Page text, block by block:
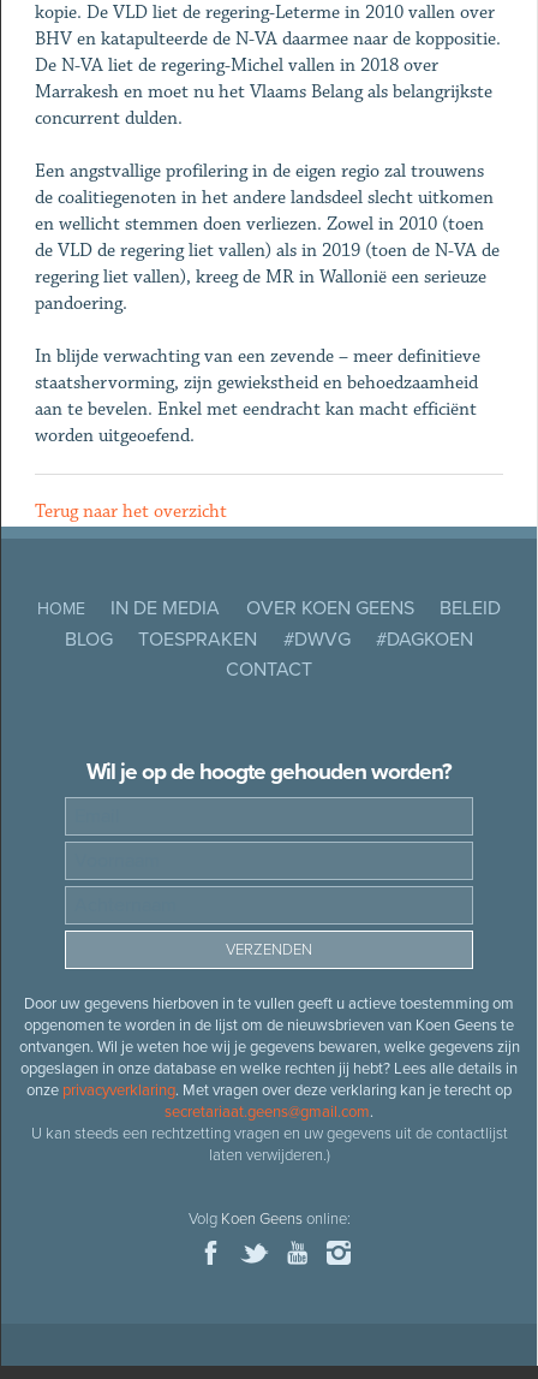
kopie. De VLD liet de regering-Leterme in 2010 vallen over
BHV en katapulteerde de N-VA daarmee naar de koppositie.
De N-VA liet de regering-Michel vallen in 2018 over
Marrakesh en moet nu het Vlaams Belang als belangrijkste
concurrent dulden.
Een angstvallige profilering in de eigen regio zal trouwens
de coalitiegenoten in het andere landsdeel slecht uitkomen
en wellicht stemmen doen verliezen. Zowel in 2010 (toen
de VLD de regering liet vallen) als in 2019 (toen de N-VA de
regering liet vallen), kreeg de MR in Wallonië een serieuze
pandoering.
In blijde verwachting van een zevende – meer definitieve
staatshervorming, zijn gewiekstheid en behoedzaamheid
aan te bevelen. Enkel met eendracht kan macht efficiënt
worden uitgeoefend.
Terug naar het overzicht
HOME IN DE MEDIA OVER KOEN GEENS
BELEID
BLOG
TOESPRAKEN #DWVG
#DAGKOEN
CONTACT
Wil je op de hoogte gehouden worden?
Door uw gegevens hierboven in te vullen geeft u actieve toestemming om
opgenomen te worden in de lijst om de nieuwsbrieven van Koen Geens te
ontvangen. Wil je weten hoe wij je gegevens bewaren, welke gegevens zijn
opgeslagen in onze database en welke rechten jij hebt? Lees alle details in
onze privacyverklaring. Met vragen over deze verklaring kan je terecht op
secretariaat.geens@gmail.com.
U kan steeds een rechtzetting vragen en uw gegevens uit de contactlijst
laten verwijderen.)
Volg Koen Geensonline: